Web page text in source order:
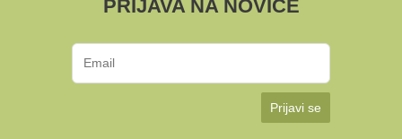
PRIJAVA NA NOVICE
Prijavi se